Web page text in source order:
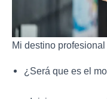
Mi destino profesional
¿Será que es el